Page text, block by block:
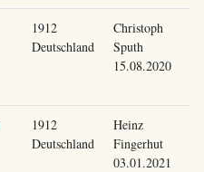
1912
Deutschland
Christoph
Sputh
15.08.2020
1912
Deutschland
Heinz
Fingerhut
03.01.2021